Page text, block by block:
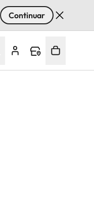
Continuar